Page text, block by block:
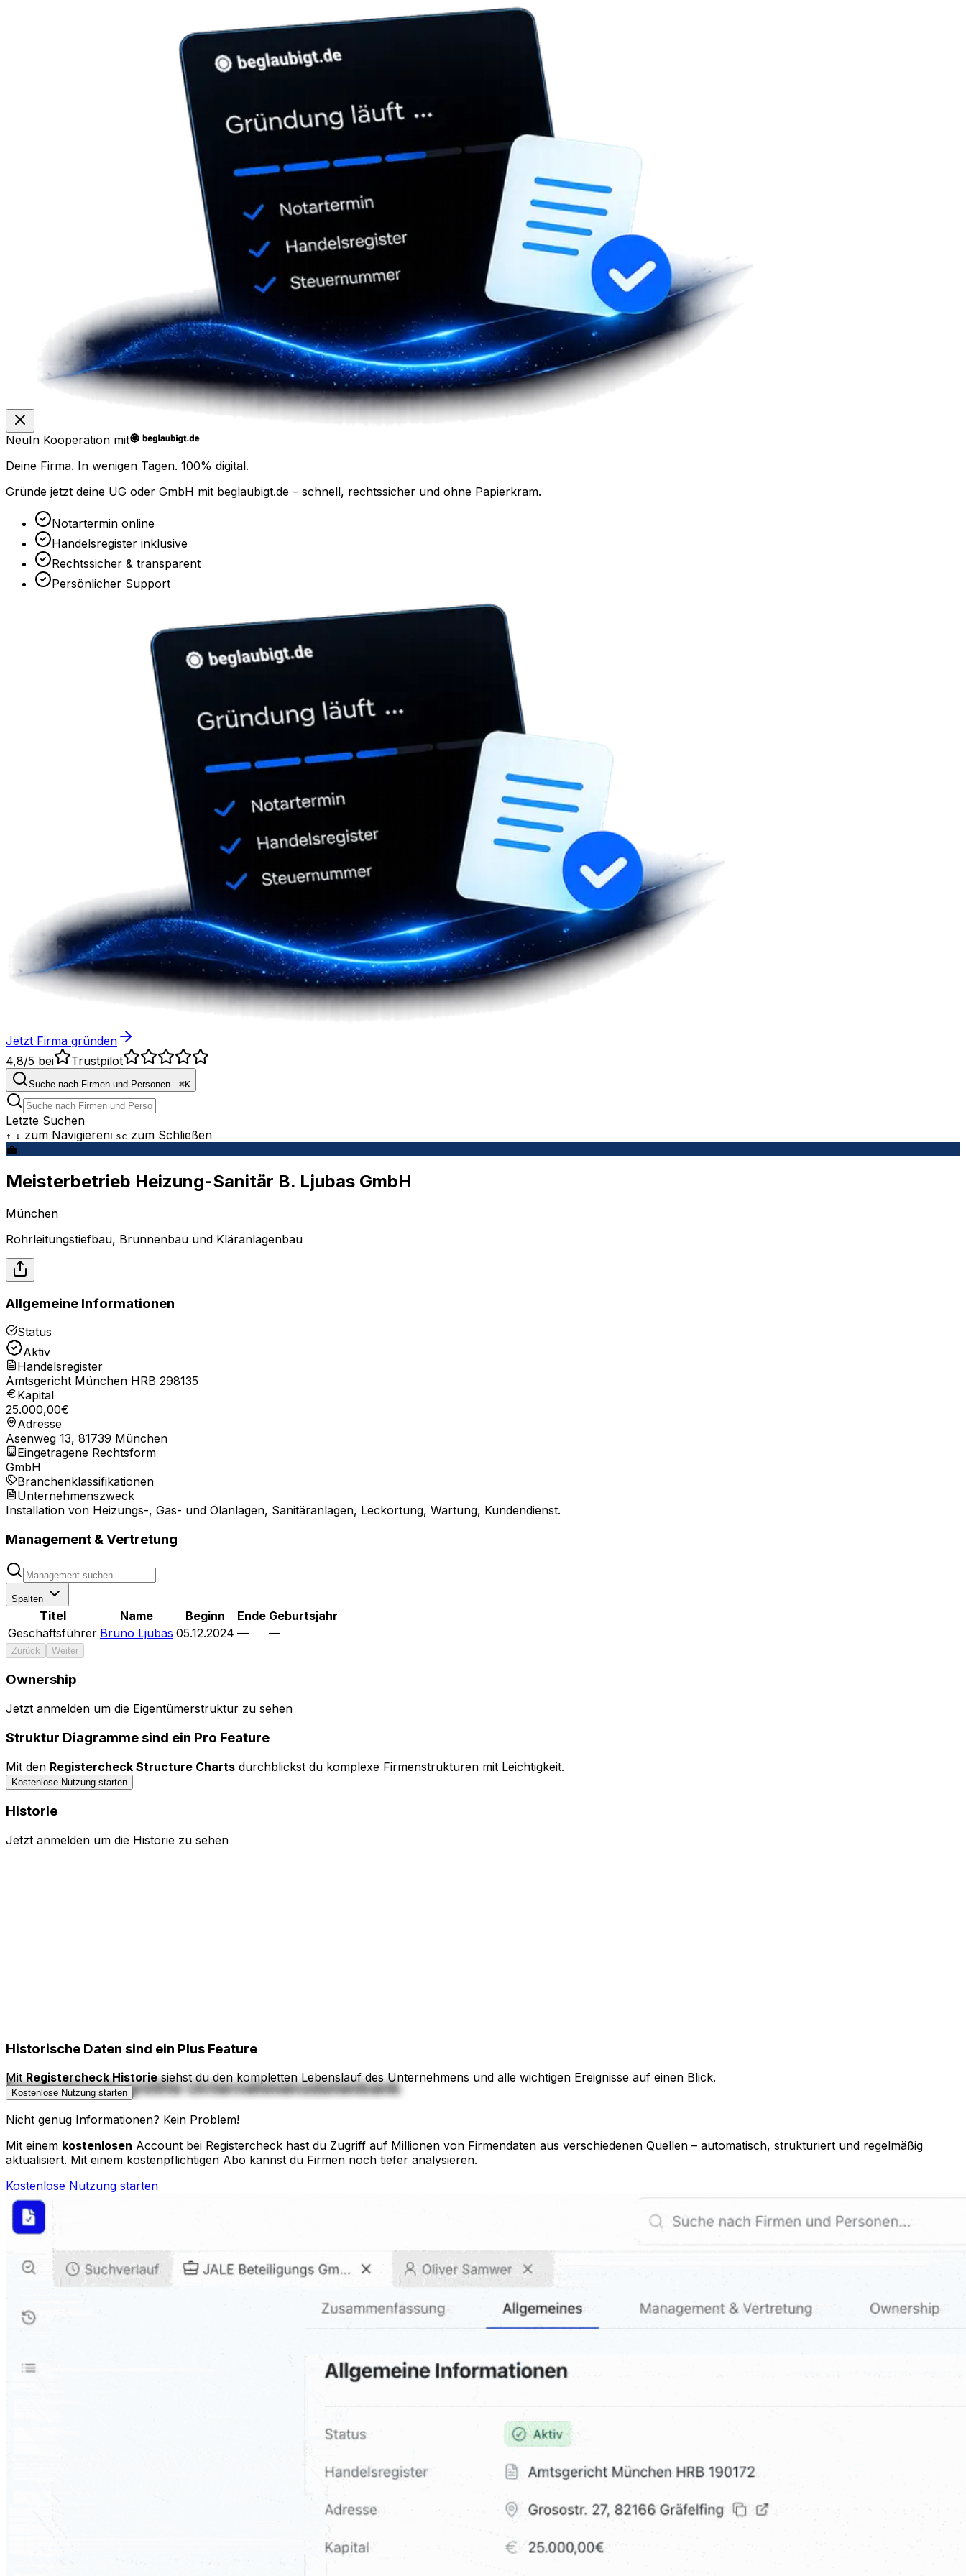
NeuIn Kooperation mit
Deine Firma. In wenigen Tagen. 100% digital.
Gründe jetzt deine UG oder GmbH mit beglaubigt.de – schnell, rechtssicher und ohne Papierkram.
Notartermin online
Handelsregister inklusive
Rechtssicher & transparent
Persönlicher Support
Jetzt Firma gründen
4,8/5 bei Trustpilot
Suche nach Firmen und Personen...⌘K
Letzte Suchen
↑ ↓ zum NavigierenEsc zum Schließen
💼
Meisterbetrieb Heizung-Sanitär B. Ljubas GmbH
München
Rohrleitungstiefbau, Brunnenbau und Kläranlagenbau
Allgemeine Informationen
Status
Aktiv
Handelsregister
Amtsgericht München HRB 298135
Kapital
25.000,00€
Adresse
Asenweg 13, 81739 München
Eingetragene Rechtsform
GmbH
Branchenklassifikationen
Unternehmenszweck
Installation von Heizungs-, Gas- und Ölanlagen, Sanitäranlagen, Leckortung, Wartung, Kundendienst.
Management & Vertretung
Spalten
Titel Name Beginn Ende Geburtsjahr
Geschäftsführer Bruno Ljubas 05.12.2024 — —
Zurück Weiter
Ownership
Jetzt anmelden um die Eigentümerstruktur zu sehen
Bedienelemente ausblenden
Struktur Diagramme sind ein Pro Feature
Mit den Registercheck Structure Charts durchblickst du komplexe Firmenstrukturen mit Leichtigkeit.
Kostenlose Nutzung starten
Historie
Jetzt anmelden um die Historie zu sehen
Historische Daten sind ein Plus Feature
MitRegistercheck Historie siehst du den kompletten Lebenslauf des Unternehmens und alle wichtigen Ereignisse auf einen Blick.
Kostenlose Nutzung starten
Deutschlands größte Unternehmensdatenbank
Nicht genug Informationen? Kein Problem!
Mit einem kostenlosen Account bei Registercheck hast du Zugriff auf Millionen von Firmendaten aus verschiedenen Quellen – automatisch, strukturiert und regelmäßig
aktualisiert. Mit einem kostenpflichtigen Abo kannst du Firmen noch tiefer analysieren.
Kostenlose Nutzung starten